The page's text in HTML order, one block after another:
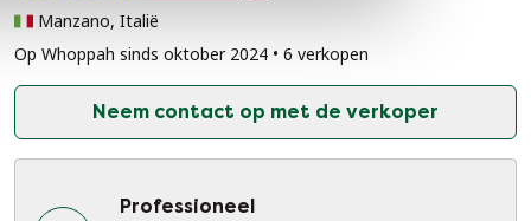
Manzano, Italië
Op Whoppah sinds oktober 2024 • 6 verkopen
Neem contact op met de verkoper
Professioneel